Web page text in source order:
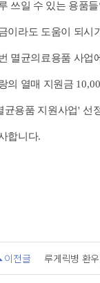
쓰일 수 있는 용품
이라도 도움이 되시
멸균의료용품 사업
의 열매 지원금
균용품 지원사업' 선
합니다.
이전글 루게릭병 환